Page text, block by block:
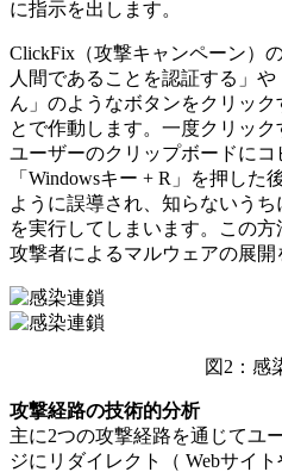
に指示を出します。
ClickFix（攻撃キャンペーン）
人間であることを認証する」
ん」のようなボタンをクリッ
とで作動します。一度クリッ
ユーザーのクリップボードにコ
「Windowsキー + R」を押し
ように誤導され、知らないう
を実行してしまいます。この
攻撃者によるマルウェアの展開
図2：感
攻撃経路の技術的分析
主に2つの攻撃経路を通じてユ
ジにリダイレクト（ Webサイ